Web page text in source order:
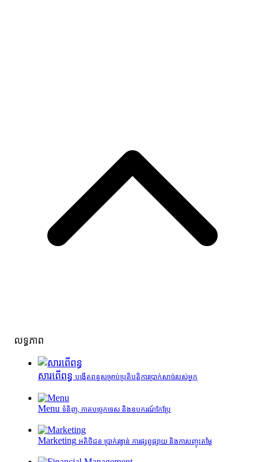
លទ្ធភាព
សារពើពន្ធ បង្កើតពន្ធសម្រាប់ប្រតិបត្តិការប្រាក់សាច់របស់អ្នក
Menu ទំនិញ, កាតបច្ចេកទេស និងឧបករណ៍កែប្រែ
Marketing អតិថិជន ប្រាក់រង្វាន់ ការផ្សព្វផ្សាយ និងការបញ្ចុះតម្លៃ